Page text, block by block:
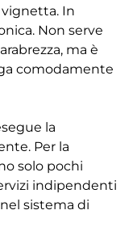
vignetta. In
Non serve
ma è
comodamente
la
Per la
solo pochi
indipendenti
sistema di